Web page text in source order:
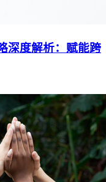
深度解析：赋能跨